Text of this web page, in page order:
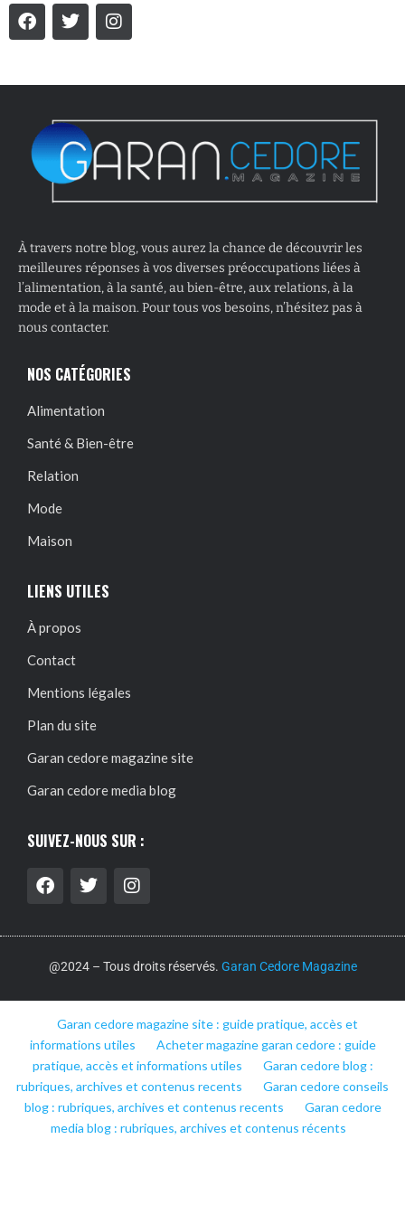
À travers notre blog, vous aurez la chance de découvrir les
meilleures réponses à vos diverses préoccupations liées à
l’alimentation, à la santé, au bien-être, aux relations, à la
mode et à la maison. Pour tous vos besoins, n’hésitez pas à
nous contacter.
NOS CATÉGORIES
Alimentation
Santé & Bien-être
Relation
Mode
Maison
LIENS UTILES
À propos
Contact
Mentions légales
Plan du site
Garan cedore magazine site
Garan cedore media blog
SUIVEZ-NOUS SUR :
@2024 – Tous droits réservés. Garan Cedore Magazine
Garan cedore magazine site : guide pratique, accès et
informations utiles
Acheter magazine garan cedore : guide
pratique, accès et informations utiles
Garan cedore blog :
rubriques, archives et contenus recents
Garan cedore conseils
blog : rubriques, archives et contenus recents
Garan cedore
media blog : rubriques, archives et contenus récents